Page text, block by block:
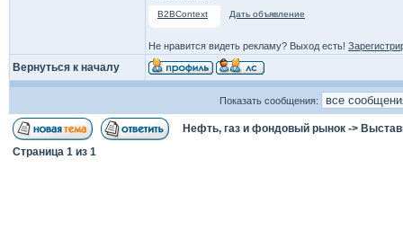
B2BContext Дать объявление
Не нравится видеть рекламу? Выход есть!
Вернуться к началу
Показать сообщения:
Нефть, газ и фондовый рынок ->
Страница 1 из 1